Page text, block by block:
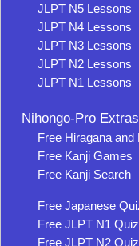
JLPT N5 Lessons
JLPT N4 Lessons
JLPT N3 Lessons
JLPT N2 Lessons
JLPT N1 Lessons
Nihongo-Pro Extras
Free Hiragana
Free Kanji Games
Free Kanji Search
Free Japanese
Free JLPT N1
Free JLPT N2